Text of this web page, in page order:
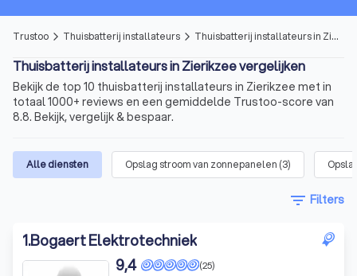
Trustoo arrow_forward_ios Thuisbatterij installateurs arrow_forward_ios Thuisbatterij installateurs in Zierikzee
Thuisbatterij installateurs in Zierikzee vergelijken
Bekijk de top 10 thuisbatterij installateurs in Zierikzee met in
totaal 1000+ reviews en een gemiddelde Trustoo-score van
8.8. Bekijk, vergelijk & bespaar.
Alle diensten Opslag stroom van zonnepanelen (3)
filter_list Filters
1.Bogaert Elektrotechniek
(25)
9,4